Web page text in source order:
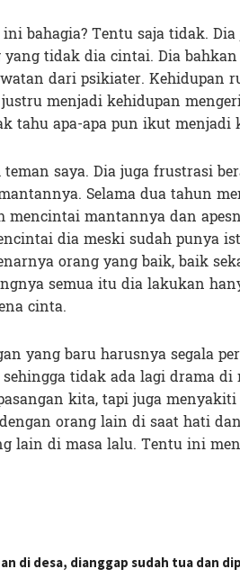
bahagia? Tentu saja tidak.
tidak dia cintai. Dia
dari psikiater. Kehidupan
menjadi kehidupan
tahu apa-apa pun ikut menjadi
saya. Dia juga frustrasi
Selama dua tahun
mencintai mantannya dan
dia meski sudah punya
orang yang baik, baik
semua itu dia lakukan
cinta.
yang baru harusnya segala
tidak ada lagi drama
kita, tapi juga
orang lain di saat hati
lain di masa lalu. Tentu ini
di desa, dianggap sudah tua dan